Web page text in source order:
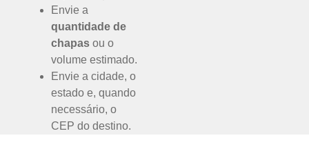
Envie a
quantidade de
chapas ou o
volume estimado.
Envie a cidade, o
estado e, quando
necessário, o
CEP do destino.